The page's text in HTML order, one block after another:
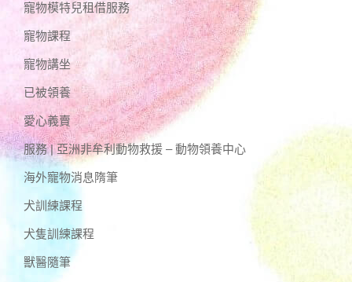
寵物模特兒租借服務
寵物課程
寵物講坐
已被領養
愛心義賣
服務 | 亞洲非牟利動物救援 – 動物領養中心
海外寵物消息隋筆
犬訓練課程
犬隻訓練課程
獸醫隨筆